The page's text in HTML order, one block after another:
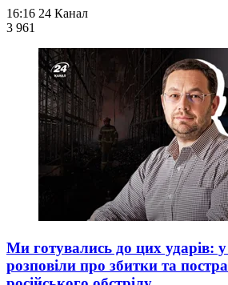
16:16 24 Канал
3 961
Ми готувались до цих ударів:
розповіли про збитки та